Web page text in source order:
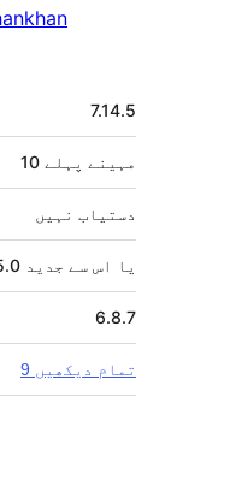
7.14.5
10 مہینے پہلے
دستیاب نہیں
2.5.0 یا اس سے جدید
6.8.7
9 تمام دیکھیں